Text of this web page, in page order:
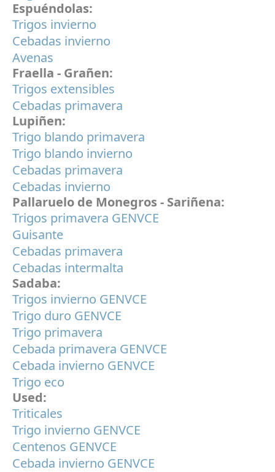
Espuéndolas:
Trigos invierno
Cebadas invierno
Avenas
Fraella - Grañen:
Trigos extensibles
Cebadas primavera
Lupiñen:
Trigo blando primavera
Trigo blando invierno
Cebadas primavera
Cebadas invierno
Pallaruelo de Monegros - Sariñena:
Trigos primavera GENVCE
Guisante
Cebadas primavera
Cebadas intermalta
Sadaba:
Trigos invierno GENVCE
Trigo duro GENVCE
Trigo primavera
Cebada primavera GENVCE
Cebada invierno GENVCE
Trigo eco
Used:
Triticales
Trigo invierno GENVCE
Centenos GENVCE
Cebada invierno GENVCE